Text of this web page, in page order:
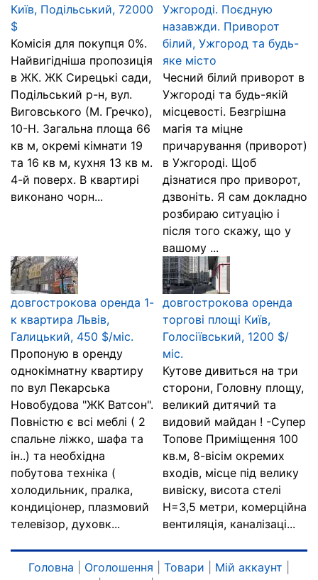
Київ, Подільський, 72000
$
Комісія для покупця 0%.
Найвигідніша пропозиція
в ЖК. ЖК Сирецькі сади,
Подільський р-н, вул.
Виговського (М. Гречко),
10-Н. Загальна площа 66
кв м, окремі кімнати 19
та 16 кв м, кухня 13 кв м.
4-й поверх. В квартирі
виконано чорн...
Ужгороді. Поєдную
назавжди. Приворот
білий, Ужгород та будь-
яке місто
Чесний білий приворот в
Ужгороді та будь-якій
місцевості. Безгрішна
магія та міцне
причарування (приворот)
в Ужгороді. Щоб
дізнатися про приворот,
дзвоніть. Я сам докладно
розбираю ситуацію і
після того скажу, що у
вашому ...
довгострокова оренда 1-
к квартира Львів,
Галицький, 450 $/міс.
Пропоную в оренду
однокімнатну квартиру
по вул Пекарська
Новобудова "ЖК Ватсон".
Повністю є всі меблі ( 2
спальне ліжко, шафа та
ін..) та необхідна
побутова техніка (
холодильник, пралка,
кондиціонер, плазмовий
телевізор, духовк...
довгострокова оренда
торгові площі Київ,
Голосіївський, 1200 $/
міс.
Кутове дивиться на три
сторони, Головну площу,
великий дитячий та
видовий майдан ! -Супер
Топове Приміщення 100
кв.м, 8-вісім окремих
входів, місце під велику
вивіску, висота стелі
Н=3,5 метри, комерційна
вентиляція, каналізаці...
Головна Оголошення Товари Мій аккаунт